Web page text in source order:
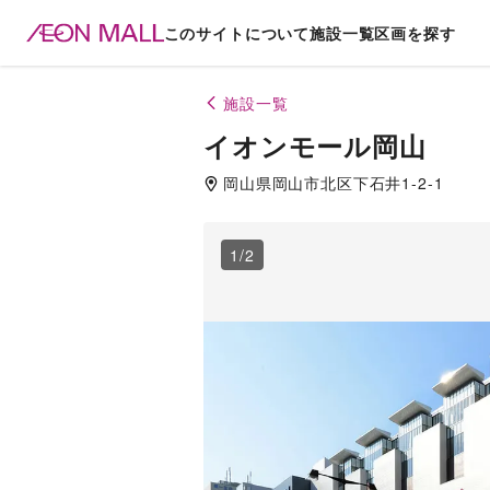
このサイトについて施設一覧区画を探す
施設一覧
イオンモール岡山
岡山県岡山市北区下石井1-2-1
1 /2